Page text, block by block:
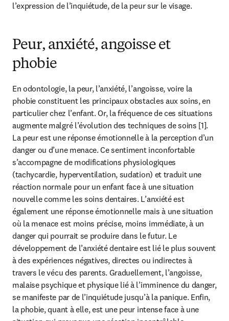
l’expression de l’inquiétude, de la peur sur le visage.
Peur, anxiété, angoisse et
phobie
En odontologie, la peur, l’anxiété, l’angoisse, voire la
phobie constituent les principaux obstacles aux soins, en
particulier chez l’enfant. Or, la fréquence de ces situations
augmente malgré l’évolution des techniques de soins [1].
La peur est une réponse émotionnelle à la perception d’un
danger ou d’une menace. Ce sentiment inconfortable
s’accompagne de modifications physiologiques
(tachycardie, hyperventilation, sudation) et traduit une
réaction normale pour un enfant face à une situation
nouvelle comme les soins dentaires. L’anxiété est
également une réponse émotionnelle mais à une situation
où la menace est moins précise, moins immédiate, à un
danger qui pourrait se produire dans le futur. Le
développement de l’anxiété dentaire est lié le plus souvent
à des expériences négatives, directes ou indirectes à
travers le vécu des parents. Graduellement, l’angoisse,
malaise psychique et physique lié à l’imminence du danger,
se manifeste par de l’inquiétude jusqu’à la panique. Enfin,
la phobie, quant à elle, est une peur intense face à une